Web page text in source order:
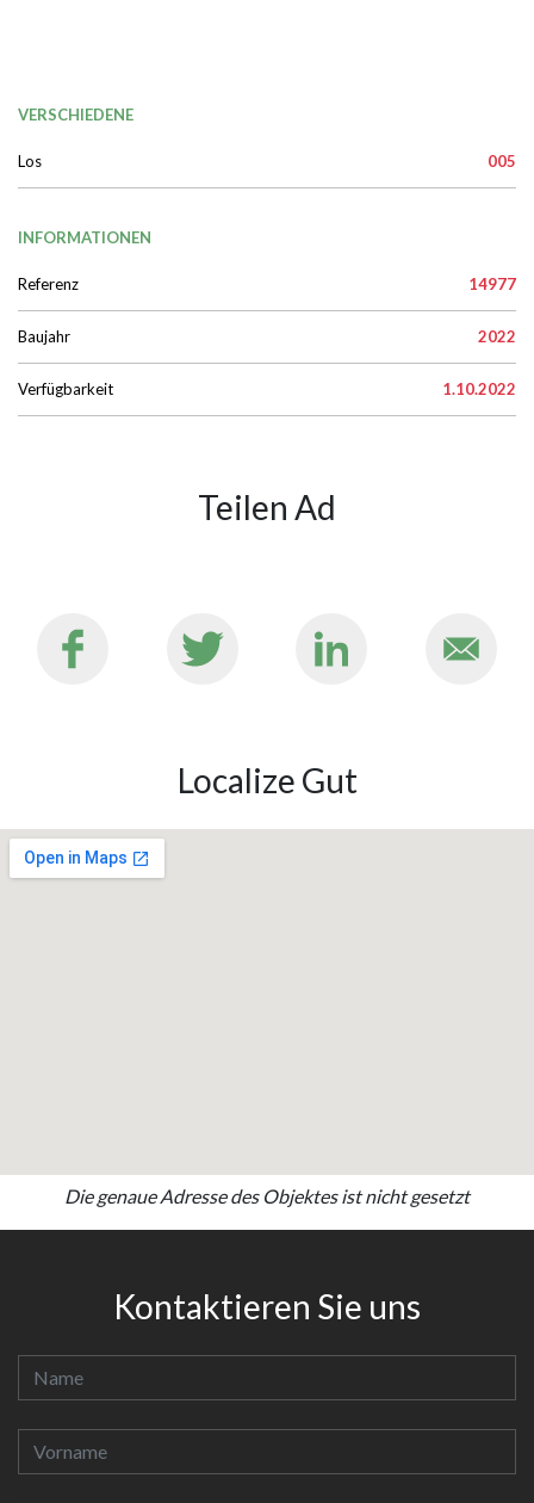
VERSCHIEDENE
Los 005
INFORMATIONEN
Referenz 14977
Baujahr 2022
Verfügbarkeit 1.10.2022
Teilen Ad
Localize Gut
Die genaue Adresse des Objektes ist nicht gesetzt
Kontaktieren Sie uns